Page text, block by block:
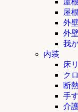
屋
屋
外
外
我
内装
床
ク
断
手
介